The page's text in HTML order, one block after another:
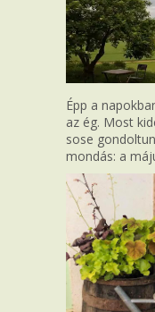
Épp a
az ég. Most
sose
mondás: a